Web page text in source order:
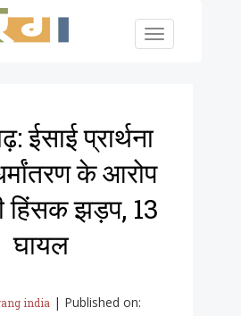
Toggle
ईसाई प्रार्थना
के आरोप
हिंसक झड़प, 13
घायल
india | Published on: